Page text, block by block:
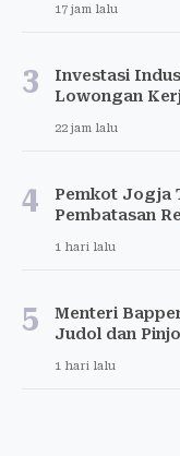
17 jam lalu
3
Investasi
Lowongan
22 jam lalu
4
Pemkot Jogja
Pembatasan
1 hari lalu
5
Menteri
Judol dan
1 hari lalu